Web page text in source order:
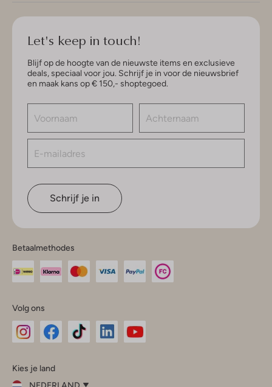
Let's keep in touch!
Blijf op de hoogte van de nieuwste items en exclusieve
deals, speciaal voor jou. Schrijf je in voor de nieuwsbrief
en maak kans op € 150,- shoptegoed.
Schrijf je in
Betaalmethodes
Volg ons
InstagramFacebook
Kies je land